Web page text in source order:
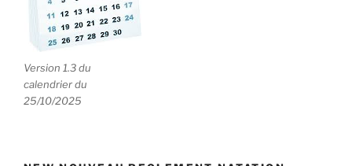
Version 1.3 du
calendrier du
25/10/2025